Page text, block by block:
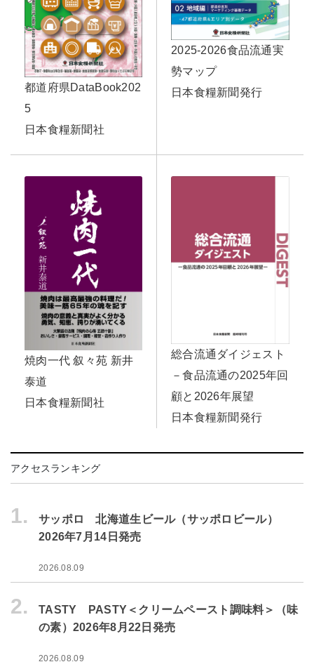
都道府県DataBook202
5
日本食糧新聞社
2025-2026食品流通実
勢マップ
日本食糧新聞発行
焼肉一代 叙々苑 新井
泰道
日本食糧新聞社
総合流通ダイジェスト
－食品流通の2025年回
顧と2026年展望
日本食糧新聞発行
アクセスランキング
1.
サッポロ 北海道生ビール（サッポロビール）
2026年7月14日発売
2026.08.09
2.
TASTY PASTY＜クリームペースト調味料＞（味
の素）2026年8月22日発売
2026.08.09